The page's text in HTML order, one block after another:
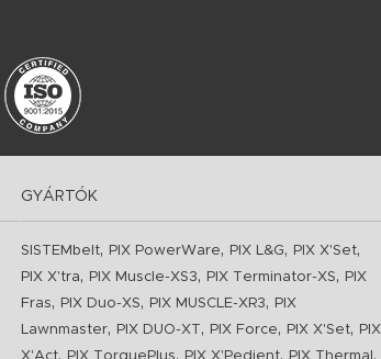
GYÁRTÓK
SISTEMbelt, PIX PowerWare, PIX L&G, PIX X'Set,
PIX X'tra, PIX Muscle-XS3, PIX Terminator-XS,
PIX
Fras, PIX Duo-XS, PIX MUSCLE-XR3,
PIX
Lawnmaster, PIX DUO-XT , PIX Force, PIX X'Set,
PIX
, , , ,